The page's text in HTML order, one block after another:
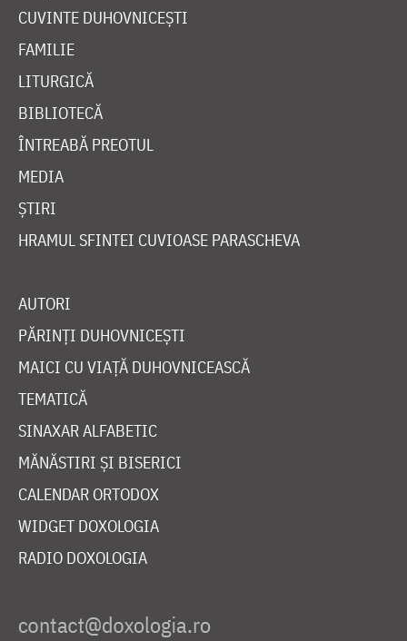
CUVINTE DUHOVNICEȘTI
FAMILIE
LITURGICĂ
BIBLIOTECĂ
ÎNTREABĂ PREOTUL
MEDIA
ȘTIRI
HRAMUL SFINTEI CUVIOASE PARASCHEVA
AUTORI
PĂRINȚI DUHOVNICEȘTI
MAICI CU VIAȚĂ DUHOVNICEASCĂ
TEMATICĂ
SINAXAR ALFABETIC
MĂNĂSTIRI ȘI BISERICI
CALENDAR ORTODOX
WIDGET DOXOLOGIA
RADIO DOXOLOGIA